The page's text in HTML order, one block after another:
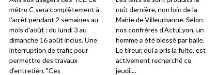
métro C sera complètement à
l'arrêt pendant 2 semaines au
mois d'août : du lundi 3 au
dimanche 16 août inclus. Une
interruption de trafic pour
permettre des travaux
d'entretien. "Ces
nuit dernière, non loin de la
Mairie de Villeurbanne. Selon
nos confrères d'ActuLyon, un
homme a été blessé par balle.
Le tireur, qui a pris la fuite, est
activement recherché ce
jeudi....